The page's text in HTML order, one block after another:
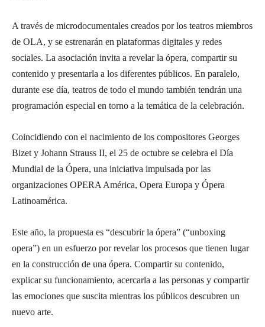
A través de microdocumentales creados por los teatros miembros
de OLA, y se estrenarán en plataformas digitales y redes
sociales. La asociación invita a revelar la ópera, compartir su
contenido y presentarla a los diferentes públicos. En paralelo,
durante ese día, teatros de todo el mundo también tendrán una
programación especial en torno a la temática de la celebración.
Coincidiendo con el nacimiento de los compositores Georges
Bizet y Johann Strauss II, el 25 de octubre se celebra el Día
Mundial de la Ópera, una iniciativa impulsada por las
organizaciones OPERA América, Opera Europa y Ópera
Latinoamérica.
Este año, la propuesta es “descubrir la ópera” (“unboxing
opera”) en un esfuerzo por revelar los procesos que tienen lugar
en la construcción de una ópera. Compartir su contenido,
explicar su funcionamiento, acercarla a las personas y compartir
las emociones que suscita mientras los públicos descubren un
nuevo arte.